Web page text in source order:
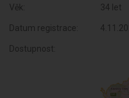
Věk: 34 let
Datum registrace:
Dostupnost: